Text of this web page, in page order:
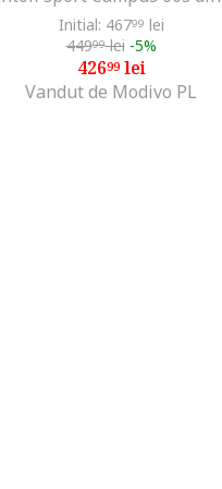
Initial: 46799 lei
44999lei -5%
42699lei
Vandut de Modivo PL